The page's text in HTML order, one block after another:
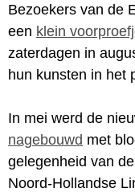
Bezoekers van de
een klein
zaterdagen in
hun kunsten in het
In mei werd de
nagebouwd met
gelegenheid van
Noord-Hollandse